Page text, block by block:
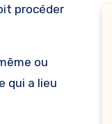
procéder
ou
qui a lieu